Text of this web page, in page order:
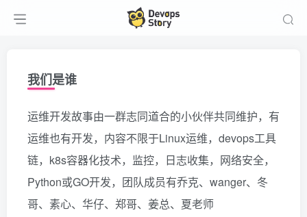
我们是谁
运维开发故事由一群志同道合的小伙伴共同维护，有
运维也有开发，内容不限于Linux运维，devops工具
链，k8s容器化技术，监控，日志收集，网络安全，
Python或GO开发，团队成员有乔克、wanger、冬
哥、素心、华仔、郑哥、姜总、夏老师